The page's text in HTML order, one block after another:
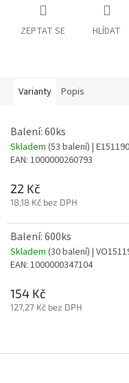
ZEPTAT SE HLÍDAT
Varianty Popis
Balení: 60ks
Skladem (53 balení) |
EAN: 1000000260793
22 Kč
18,18 Kč bez DPH
Balení: 600ks
Skladem (30 balení) |
EAN: 1000000347104
154 Kč
127,27 Kč bez DPH